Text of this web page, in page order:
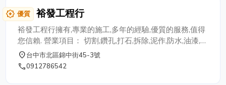
源，售前完成體內外驅蟲，附健康手冊，完
成晶片植入及免費辦理轉移，並提供完整售
前飼養須知與專業售後諮詢服務，協助飼主
安心迎接新家庭成員。 汪旺家寵物店雖是
位於台中的寵物店，但希望每位飼主都能輕
鬆遇見毛孩，我們提供全台專人親送到府服
award_star 優質 裕發工程行
裕發工程行擁有,專業的施工,多年的經驗,優質的服務,值得
您信賴. 營業項目： 切割,鑽孔,打石,拆除,泥作,防水,油漆,鐵
棟,植筋,清運,居家修繕,房屋整修,土地整地. 水刀切割,RC切
割,水泥切割,混凝土切割,磚牆切割,牆壁切割,道路切割,馬路
place台中市北區錦中街45-3號
phone0912786542